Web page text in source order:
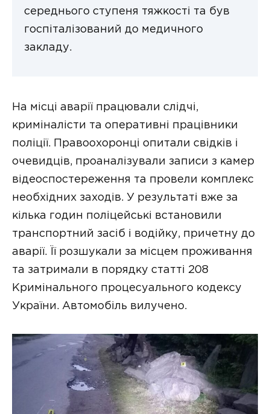
середнього ступеня тяжкості та був
госпіталізований до медичного
закладу.
На місці аварії працювали слідчі,
криміналісти та оперативні працівники
поліції. Правоохоронці опитали свідків і
очевидців, проаналізували записи з камер
відеоспостереження та провели комплекс
необхідних заходів. У результаті вже за
кілька годин поліцейські встановили
транспортний засіб і водійку, причетну до
аварії. Її розшукали за місцем проживання
та затримали в порядку статті 208
Кримінального процесуального кодексу
України. Автомобіль вилучено.